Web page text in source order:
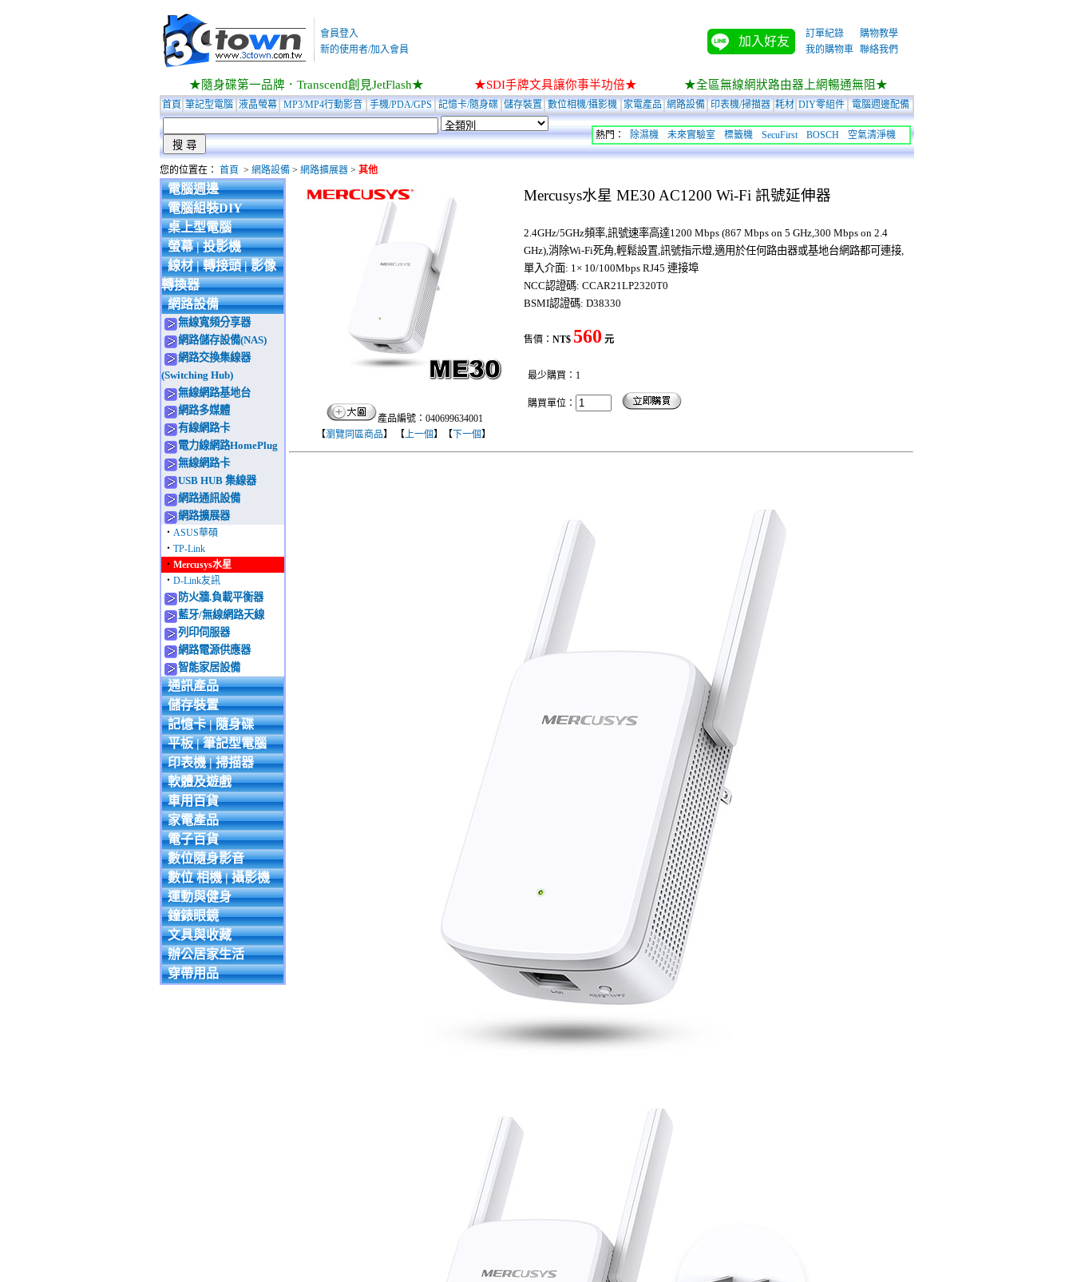
會員登入
新的使用者/加入會員
加入好友
訂單紀錄
購物教學
我的購物車
聯絡我們
★隨身碟第一品牌．Transcend創見JetFlash★ ★SDI手牌文具讓你事半功倍★ ★全區無線網狀路由器上網暢通無阻★
首頁 筆記型電腦 液晶螢幕 MP3/MP4行動影音 手機/PDA/GPS 記憶卡/隨身碟 儲存裝置 數位相機/攝影機 家電產品 網路設備 印表機/掃描器 耗材 DIY零組件 電腦週邊配備
熱門： 除濕機 未來實驗室 標籤機 SecuFirst BOSCH 空氣清淨機
您的位置在： 首頁 > 網路設備> 網路擴展器> 其他
電腦週邊
電腦組裝DIY
桌上型電腦
螢幕 | 投影機
線材 | 轉接頭 | 影像
轉換器
網路設備
無線寬頻分享器
網路儲存設備(NAS)
網路交換集線器
(Switching Hub)
無線網路基地台
網路多媒體
有線網路卡
電力線網路HomePlug
無線網路卡
USB HUB 集線器
網路通訊設備
網路擴展器
‧ ASUS華碩
‧ TP-Link
‧ Mercusys水星
‧ D-Link友訊
防火牆.負載平衡器
藍牙/無線網路天線
列印伺服器
網路電源供應器
智能家居設備
通訊產品
儲存裝置
記憶卡 | 隨身碟
平板 | 筆記型電腦
印表機 | 掃描器
軟體及遊戲
車用百貨
家電產品
電子百貨
數位隨身影音
數位 相機 | 攝影機
運動與健身
鐘錶眼鏡
文具與收藏
辦公居家生活
穿帶用品
產品編號：040699634001
【瀏覽同區商品】 【上一個】【 下一個】
Mercusys水星 ME30 AC1200 Wi-Fi 訊號延伸器
2.4GHz/5GHz頻率,訊號速率高達1200 Mbps (867 Mbps on 5 GHz,300 Mbps on 2.4
GHz),消除Wi-Fi死角,輕鬆設置,訊號指示燈,適用於任何路由器或基地台網路都可連接,
單入介面: 1× 10/100Mbps RJ45 連接埠
NCC認證碼: CCAR21LP2320T0
BSMI認證碼: D38330
售價： NT$ 560 元
最少購買：1
購買單位：